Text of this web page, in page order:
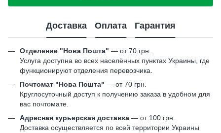
Доставка Оплата Гарантия
Отделение "Нова Пошта" — от 70 грн.
Услуга доступна во всех населённых пунктах Украины, где
функционируют отделения перевозчика.
Почтомат "Нова Пошта" — от 70 грн.
Круглосуточный доступ к получению заказа в удобном для
вас почтомате.
Адресная курьерская доставка — от 100 грн.
Доставка осуществляется по всей территории Украины